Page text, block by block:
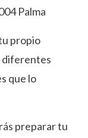
Palma
propio
diferentes
que lo
preparar tu